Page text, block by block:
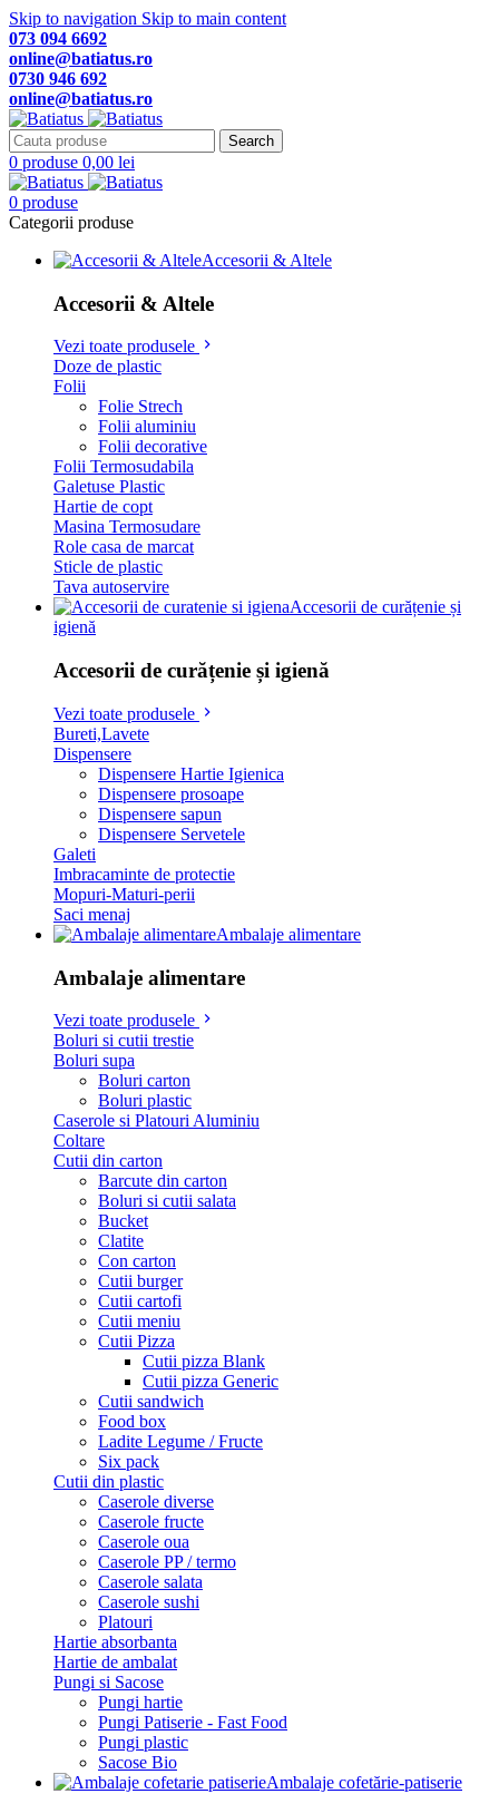
Skip to navigation Skip to main content
073 094 6692
online@batiatus.ro
0730 946 692
online@batiatus.ro
Search
0 produse 0,00 lei
0 produse
Categorii produse
Accesorii & Altele
Accesorii & Altele
Vezi toate produsele
Doze de plastic
Folii
Folie Strech
Folii aluminiu
Folii decorative
Folii Termosudabila
Galetuse Plastic
Hartie de copt
Masina Termosudare
Role casa de marcat
Sticle de plastic
Tava autoservire
Accesorii de curățenie și
igienă
Accesorii de curățenie și igienă
Vezi toate produsele
Bureti,Lavete
Dispensere
Dispensere Hartie Igienica
Dispensere prosoape
Dispensere sapun
Dispensere Servetele
Galeti
Imbracaminte de protectie
Mopuri-Maturi-perii
Saci menaj
Ambalaje alimentare
Ambalaje alimentare
Vezi toate produsele
Boluri si cutii trestie
Boluri supa
Boluri carton
Boluri plastic
Caserole si Platouri Aluminiu
Coltare
Cutii din carton
Barcute din carton
Boluri si cutii salata
Bucket
Clatite
Con carton
Cutii burger
Cutii cartofi
Cutii meniu
Cutii Pizza
Cutii pizza Blank
Cutii pizza Generic
Cutii sandwich
Food box
Ladite Legume / Fructe
Six pack
Cutii din plastic
Caserole diverse
Caserole fructe
Caserole oua
Caserole PP / termo
Caserole salata
Caserole sushi
Platouri
Hartie absorbanta
Hartie de ambalat
Pungi si Sacose
Pungi hartie
Pungi Patiserie - Fast Food
Pungi plastic
Sacose Bio
Ambalaje cofetărie-patiserie